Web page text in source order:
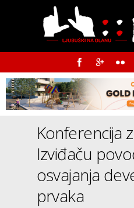
Konferencija
Izviđaču
osvajanja
prvaka